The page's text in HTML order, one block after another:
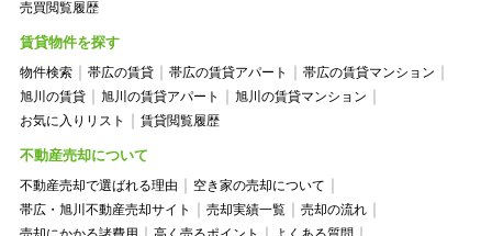
売買閲覧履歴
賃貸物件を探す
物件検索 帯広の賃貸 帯広の賃貸アパート
帯広の賃貸マンション
旭川の賃貸
旭川の賃貸アパート
旭川の賃貸マンション
お気に入りリスト
賃貸閲覧履歴
不動産売却について
不動産売却で選ばれる理由
空き家の売却について
帯広・旭川不動産売却サイト
売却実績一覧
売却の流れ